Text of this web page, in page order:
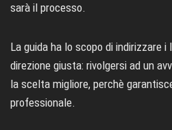
sarà il processo.
La guida ha lo scopo di indirizzare i
direzione giusta: rivolgersi ad un
la scelta migliore, perchè
professionale.